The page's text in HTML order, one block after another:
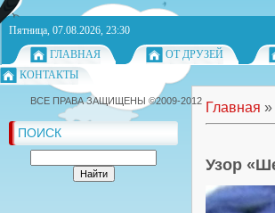
Пятница, 07.08.2026, 23:30
ГЛАВНАЯ
ОТ ДРУЗЕЙ
КОНТАКТЫ
ПОИСК
Главная »
Узор
ВСЕ ПРАВА ЗАЩИЩЕНЫ ©2009-2012